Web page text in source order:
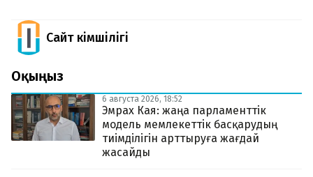
Сайт Әкімшілігі
Оқыңыз
6 августа 2026, 18:52
Эмрах Кая: жаңа парламенттік
модель мемлекеттік басқарудың
тиімділігін арттыруға жағдай
жасайды